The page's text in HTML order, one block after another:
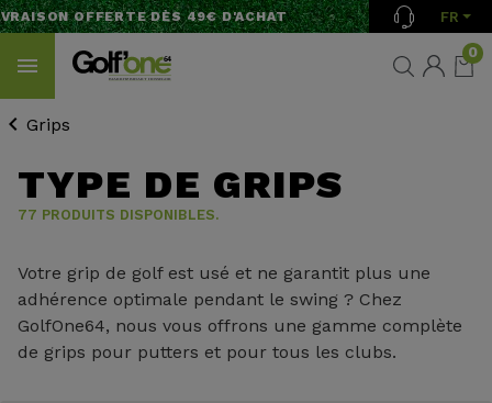
OFFERTE DÈS 49€ D'ACHAT FR
0
Grips
TYPE DE GRIPS
77 PRODUITS DISPONIBLES.
Votre grip de golf est usé et ne garantit plus une
adhérence optimale pendant le swing ? Chez
GolfOne64, nous vous offrons une gamme complète
de grips pour putters et pour tous les clubs.